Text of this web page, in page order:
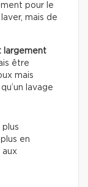
pour le
mais de
largement
être
mais
lavage
plus
en
aux